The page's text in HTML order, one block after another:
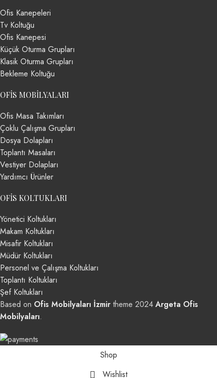
Ofis Kanepeleri
Tv Koltuğu
Ofis Kanepesi
Küçük Oturma Grupları
Klasik Oturma Grupları
Bekleme Koltuğu
OFIS MOBILYALARI
Ofis Masa Takımları
Çoklu Çalışma Grupları
Dosya Dolapları
Toplantı Masaları
Vestiyer Dolapları
Yardımcı Ürünler
OFIS KOLTUKLARI
Yönetici Koltukları
Makam Koltukları
Misafir Koltukları
Müdür Koltukları
Personel ve Çalışma Koltukları
Toplantı Koltukları
Şef Koltukları
Based on Ofis Mobilyaları İzmir theme 2024Argeta Ofis
Mobilyaları.
Shop
Wishlist